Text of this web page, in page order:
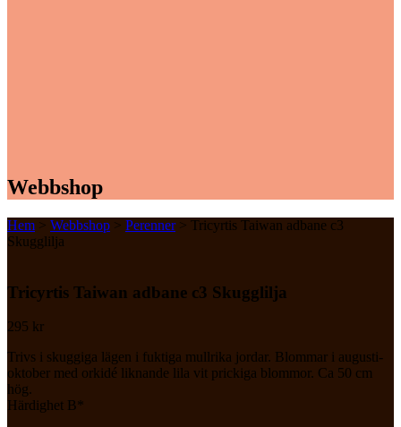
Webbshop
Hem > Webbshop > Perenner> Tricyrtis Taiwan adbane c3
Skugglilja
Tricyrtis Taiwan adbane c3 Skugglilja
295 kr
Trivs i skuggiga lägen i fuktiga mullrika jordar. Blommar i augusti-
oktober med orkidé liknande lila vit prickiga blommor. Ca 50 cm
hög.
Härdighet B*